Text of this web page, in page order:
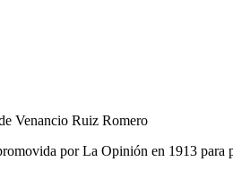
por La Opinión en 1913 para